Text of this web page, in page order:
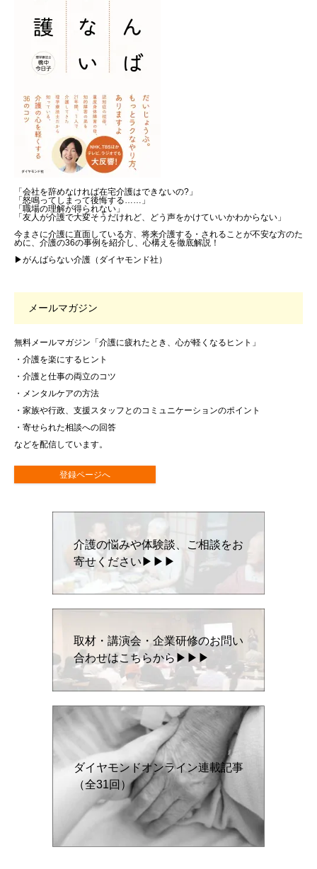
「会社を辞めなければ在宅介護はできないの?」
「怒鳴ってしまって後悔する……」
「職場の理解が得られない」
「友人が介護で大変そうだけれど、どう声をかけていいかわからない」
今まさに介護に直面している方、将来介護する・されることが不安な方のた
めに、介護の36の事例を紹介し、心構えを徹底解説！
▶がんばらない介護（ダイヤモンド社）
メールマガジン
無料メールマガジン「介護に疲れたとき、心が軽くなるヒント」
・介護を楽にするヒント
・介護と仕事の両立のコツ
・メンタルケアの方法
・家族や行政、支援スタッフとのコミュニケーションのポイント
・寄せられた相談への回答
などを配信しています。
登録ページへ
介護の悩みや体験談、ご相談をお
寄せください▶▶▶
取材・講演会・企業研修のお問い
合わせはこちらから▶▶▶
ダイヤモンドオンライン連載記事
（全31回）